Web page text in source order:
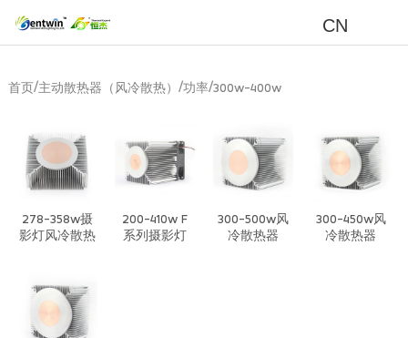
CN
首页/主动散热器（风冷散热） /功率/300w-400w
278-358w摄
影灯风冷散热
200-410w F
系列摄影灯
300-500w风
冷散热器
300-450w风
冷散热器